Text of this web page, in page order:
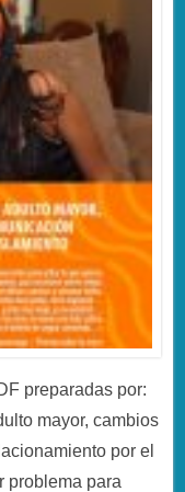
preparadas por:
mayor, cambios
por el
problema para